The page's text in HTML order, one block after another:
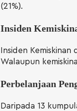
(21%).
Insiden
Insiden
Walaupun
Perbelanjaan
Daripada 13